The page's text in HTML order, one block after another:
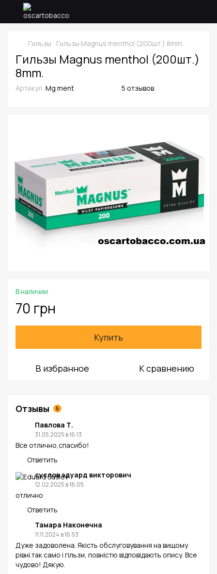
Гильзы Гильзы Magnus menthol (200шт.) 8mm.
Гильзы Magnus menthol (200шт.)
8mm.
Артикул: Mg ment 5 отзывов
В наличии
70 грн
Купить
В избранное К сравнению
Отзывы 5
Павлова Т.
31.05.2025 в 16:13
Все отлично,спасибо!
Ответить
суслов эдуард викторович
12.02.2025 в 18:05
отлично
Ответить
Тамара Наконечна
11.11.2024 в 16:53
Дуже задоволена. Якість обслуговування на вищому
рівні.так само і гільзи, повністю відповідають опису. Все
чудово! Дякую.